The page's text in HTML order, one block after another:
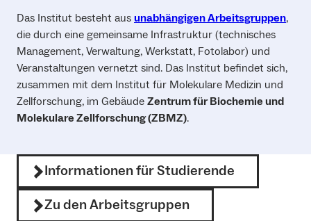
Das Institut besteht aus unabhängigen Arbeitsgruppen,
die durch eine gemeinsame Infrastruktur (technisches
Management, Verwaltung, Werkstatt, Fotolabor) und
Veranstaltungen vernetzt sind. Das Institut befindet sich,
zusammen mit dem Institut für Molekulare Medizin und
Zellforschung, im Gebäude Zentrum für Biochemie und
Molekulare Zellforschung (ZBMZ).
Informationen für Studierende
Zu den Arbeitsgruppen